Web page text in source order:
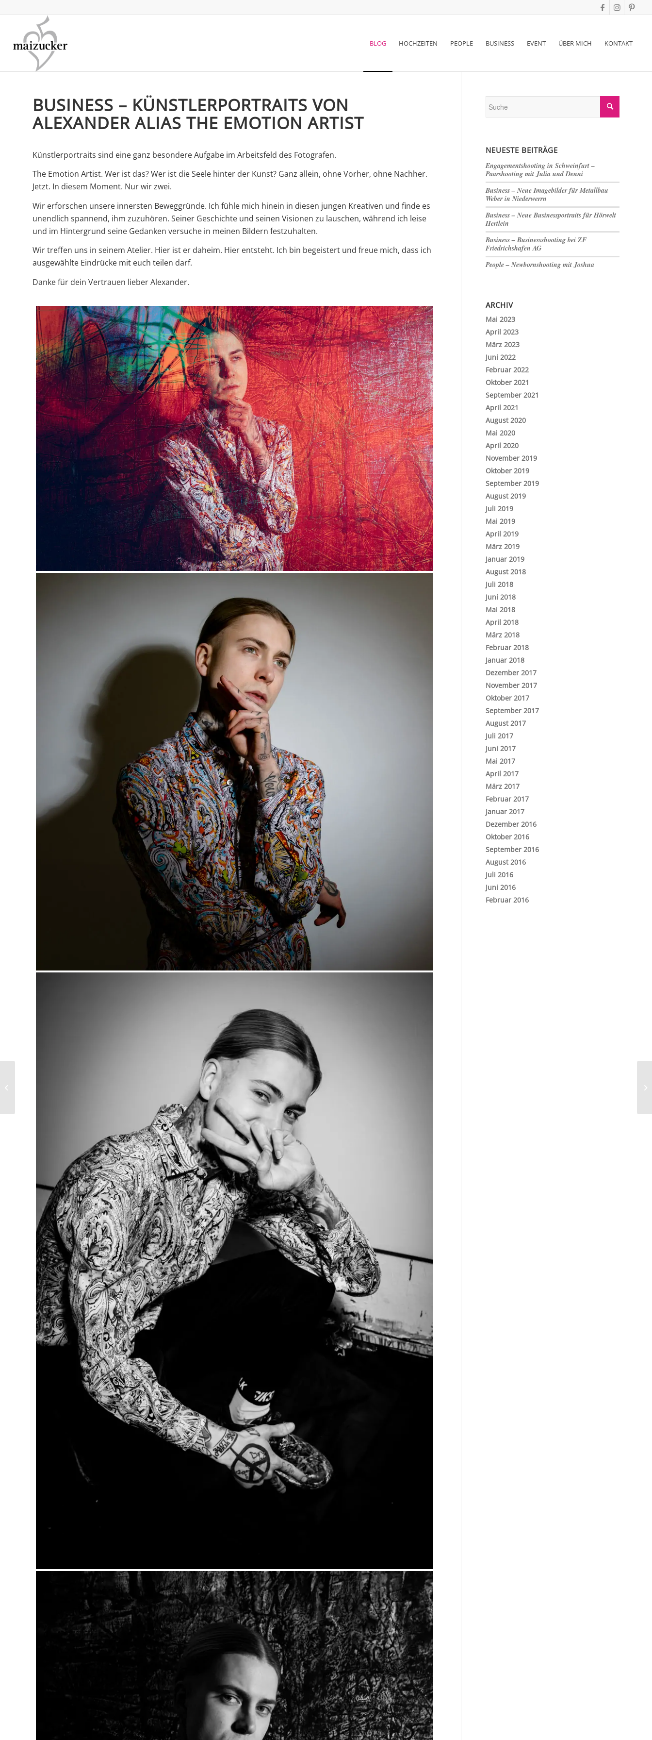
BLOG HOCHZEITEN PEOPLE BUSINESS EVENT ÜBER MICH KONTAKT
BUSINESS – KÜNSTLERPORTRAITS VON
ALEXANDER ALIAS THE EMOTION ARTIST
Künstlerportraits sind eine ganz besondere Aufgabe im Arbeitsfeld des Fotografen.
The Emotion Artist. Wer ist das? Wer ist die Seele hinter der Kunst? Ganz allein, ohne Vorher, ohne Nachher.
Jetzt. In diesem Moment. Nur wir zwei.
Wir erforschen unsere innersten Beweggründe. Ich fühle mich hinein in diesen jungen Kreativen und finde es
unendlich spannend, ihm zuzuhören. Seiner Geschichte und seinen Visionen zu lauschen, während ich leise
und im Hintergrund seine Gedanken versuche in meinen Bildern festzuhalten.
Wir treffen uns in seinem Atelier. Hier ist er daheim. Hier entsteht. Ich bin begeistert und freue mich, dass ich
ausgewählte Eindrücke mit euch teilen darf.
Danke für dein Vertrauen lieber Alexander.
NEUESTE BEITRÄGE
Engagementshooting in Schweinfurt –
Paarshooting mit Julia und Denni
Business – Neue Imagebilder für Metallbau
Weber in Niederwerrn
Business – Neue Businessportraits für Hörwelt
Hertlein
Business – Businessshooting bei ZF
Friedrichshafen AG
People – Newbornshooting mit Joshua
ARCHIV
Mai 2023
April 2023
März 2023
Juni 2022
Februar 2022
Oktober 2021
September 2021
April 2021
August 2020
Mai 2020
April 2020
November 2019
Oktober 2019
September 2019
August 2019
Juli 2019
Mai 2019
April 2019
März 2019
Januar 2019
August 2018
Juli 2018
Juni 2018
Mai 2018
April 2018
März 2018
Februar 2018
Januar 2018
Dezember 2017
November 2017
Oktober 2017
September 2017
August 2017
Juli 2017
Juni 2017
Mai 2017
April 2017
März 2017
Februar 2017
Januar 2017
Dezember 2016
Oktober 2016
September 2016
August 2016
Juli 2016
Juni 2016
Februar 2016